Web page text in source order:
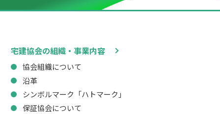
宅建協会の組織・事業内容
協会組織について
沿革
シンボルマーク「ハトマーク」
保証協会について